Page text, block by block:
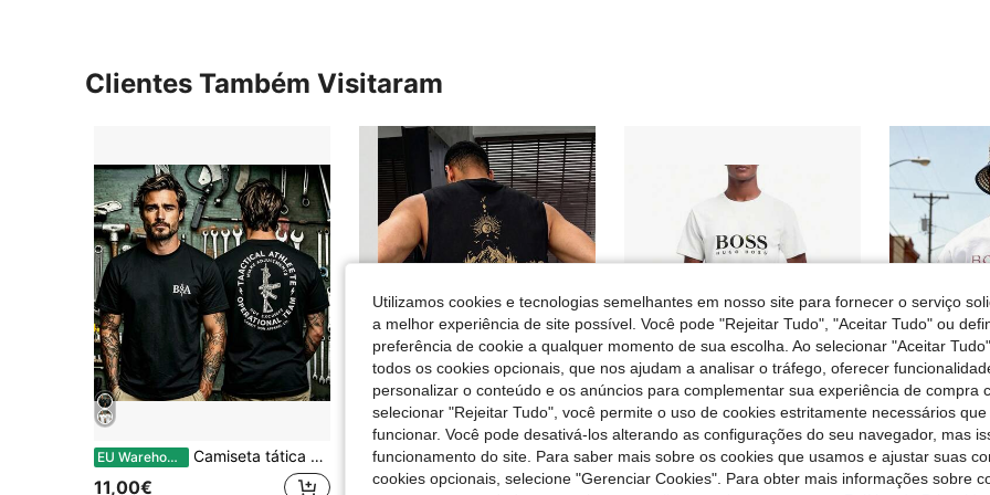
Clientes Também Visitaram
EU Warehouse Camiseta tática masculina com estampa dupla face, algodão, estilo militar, logo minimalista, camiseta casual, streetwear.
11,00€
4
GRDR
Regata casual masculina GRDR com estampa de bússola e pico de montanha para o verão
EU Warehouse Camisetas masculinas
#3 Mais Vendido em Ar livre T-shirts masculinas
EU Warehouse T-
8,33€
Utilizamos cookies e tecnologias semelhantes em nosso site para fornecer o serviço
a melhor experiência de site possível. Você pode "Rejeitar Tudo", "Aceitar Tudo" ou
preferência de cookie a qualquer momento de sua escolha. Ao selecionar "Aceitar
todos os cookies opcionais, que nos ajudam a analisar o tráfego, oferecer
personalizar o conteúdo e os anúncios para complementar sua experiência de compra
selecionar "Rejeitar Tudo", você permite o uso de cookies estritamente necessários
funcionar. Você pode desativá-los alterando as configurações do seu navegador, mas
funcionamento do site. Para saber mais sobre os cookies que usamos e ajustar suas
cookies opcionais, selecione "Gerenciar Cookies". Para obter mais informações sobre